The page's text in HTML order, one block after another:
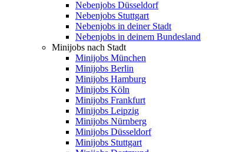
Nebenjobs Düsseldorf
Nebenjobs Stuttgart
Nebenjobs in deiner Stadt
Nebenjobs in deinem Bundesland
Minijobs nach Stadt
Minijobs München
Minijobs Berlin
Minijobs Hamburg
Minijobs Köln
Minijobs Frankfurt
Minijobs Leipzig
Minijobs Nürnberg
Minijobs Düsseldorf
Minijobs Stuttgart